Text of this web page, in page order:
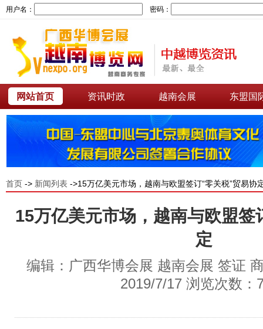
用户名： 密码：
网站首页 资讯时政 越南会展 东盟国
首页 -> 新闻列表 ->15万亿美元市场，越南与欧盟签订“零关税”贸易协
15万亿美元市场，越南与欧盟签
定
编辑：广西华博会展 越南会展 签证
2019/7/17 浏览次数：